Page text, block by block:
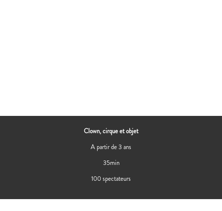
Clown, cirque et objet
A partir de 3 ans
35min
100 spectateurs